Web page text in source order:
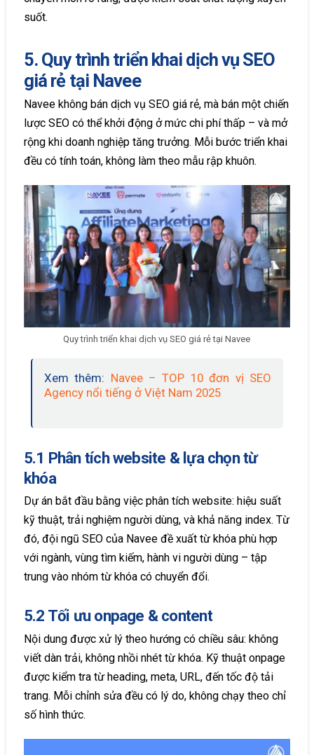
suốt.
5. Quy trình triển khai dịch vụ SEO
giá rẻ tại Navee
Navee không bán dịch vụ SEO giá rẻ, mà bán một chiến
lược SEO có thể khởi động ở mức chi phí thấp – và mở
rộng khi doanh nghiệp tăng trưởng. Mỗi bước triển khai
đều có tính toán, không làm theo mẫu rập khuôn.
Quy trình triển khai dịch vụ SEO giá rẻ tại Navee
Xem thêm: Navee – TOP 10 đơn vị SEO
Agency nổi tiếng ở Việt Nam 2025
5.1 Phân tích website & lựa chọn từ
khóa
Dự án bắt đầu bằng việc phân tích website: hiệu suất
kỹ thuật, trải nghiệm người dùng, và khả năng index. Từ
đó, đội ngũ SEO của Navee đề xuất từ khóa phù hợp
với ngành, vùng tìm kiếm, hành vi người dùng – tập
trung vào nhóm từ khóa có chuyển đổi.
5.2 Tối ưu onpage & content
Nội dung được xử lý theo hướng có chiều sâu: không
viết dàn trải, không nhồi nhét từ khóa. Kỹ thuật onpage
được kiểm tra từ heading, meta, URL, đến tốc độ tải
trang. Mỗi chỉnh sửa đều có lý do, không chạy theo chỉ
số hình thức.